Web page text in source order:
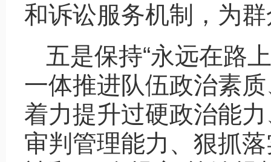
和诉讼服务机制，为
五是保持“永远在路
一体推进队伍政治素
着力提升过硬政治能
审判管理能力、狠抓